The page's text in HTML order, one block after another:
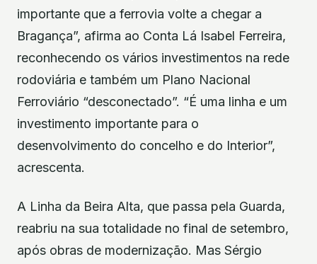
importante que a ferrovia volte a chegar a
Bragança”, afirma ao Conta Lá Isabel Ferreira,
reconhecendo os vários investimentos na rede
rodoviária e também um Plano Nacional
Ferroviário “desconectado”. “É uma linha e um
investimento importante para o
desenvolvimento do concelho e do Interior”,
acrescenta.
A Linha da Beira Alta, que passa pela Guarda,
reabriu na sua totalidade no final de setembro,
após obras de modernização. Mas Sérgio